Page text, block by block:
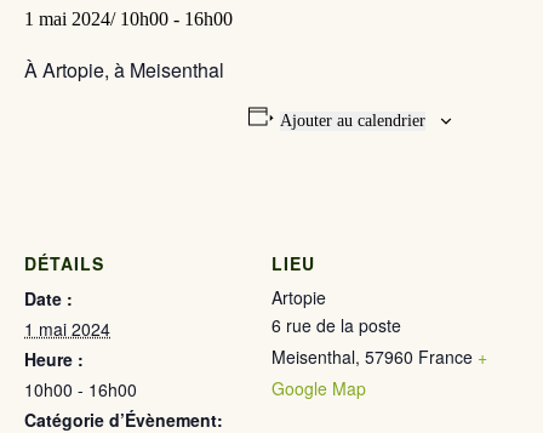
1 mai 2024/ 10h00 - 16h00
À Artopie, à Meisenthal
Ajouter au calendrier
DÉTAILS
Date :
1 mai 2024
Heure :
10h00 - 16h00
Catégorie d’Évènement:
LIEU
Artopie
6 rue de la poste
Meisenthal, 57960 France +
Google Map